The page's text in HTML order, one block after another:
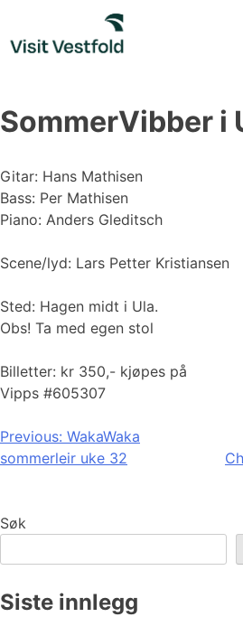
content
SommerVibber i
Gitar: Hans Mathisen
Bass: Per Mathisen
Piano: Anders Gleditsch
Scene/lyd: Lars Petter Kristiansen
Sted: Hagen midt i Ula.
Obs! Ta med egen stol
Billetter: kr 350,- kjøpes på
Vipps #605307
Innleggsnavigasjon
Previous: WakaWaka
sommerleir uke 32
Søk
Siste innlegg